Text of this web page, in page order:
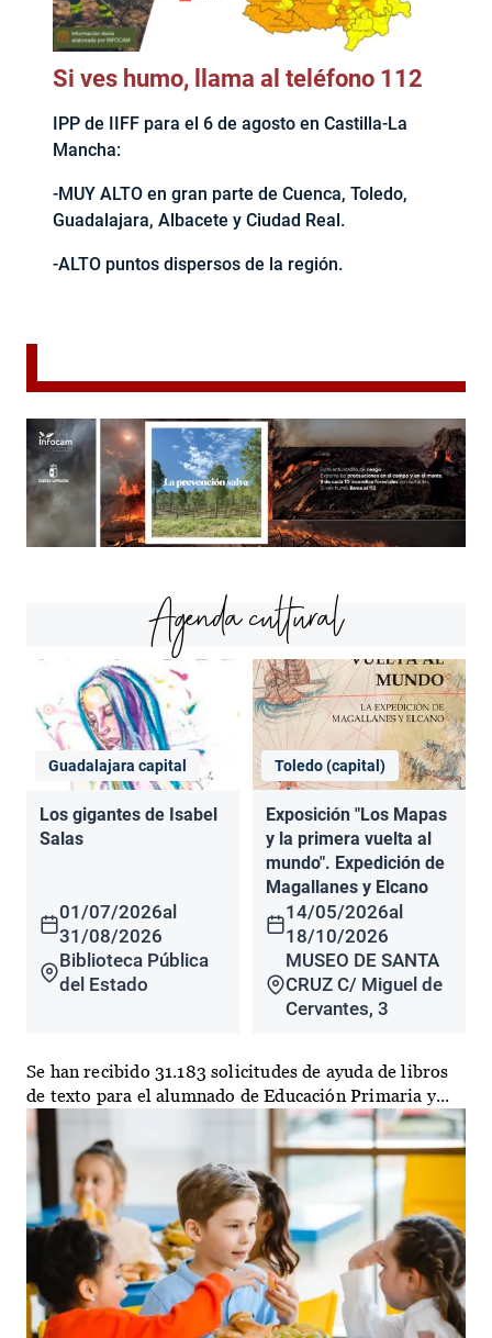
Si ves humo, llama al teléfono 112
IPP de IIFF para el 6 de agosto en Castilla-La
Mancha:
-MUY ALTO en gran parte de Cuenca, Toledo,
Guadalajara, Albacete y Ciudad Real.
-ALTO puntos dispersos de la región.
Agenda cultural
Guadalajara capital
Los gigantes de Isabel
Salas
01/07/2026al
31/08/2026
Biblioteca Pública
del Estado
Toledo (capital)
Exposición "Los Mapas
y la primera vuelta al
mundo". Expedición de
Magallanes y Elcano
14/05/2026al
18/10/2026
MUSEO DE SANTA
CRUZ C/ Miguel de
Cervantes, 3
Se han recibido 31.183 solicitudes de ayuda de libros
de texto para el alumnado de Educación Primaria y...